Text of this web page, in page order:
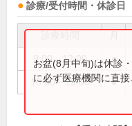
診療/受付時間・休診日
9:00～12:00 ●
16:00～19:00 ●
お盆(8月中旬)は休診
に必ず医療機関に直接